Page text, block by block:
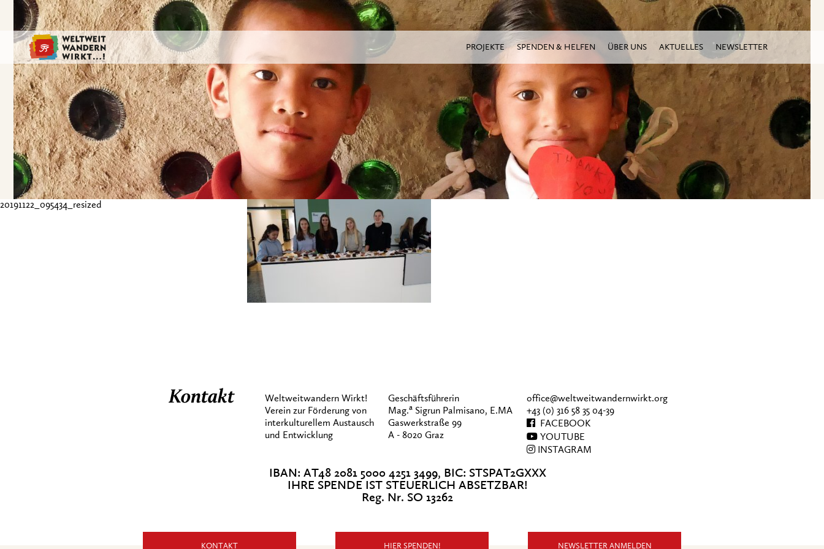
PROJEKTE SPENDEN & HELFEN ÜBER UNS AKTUELLES NEWSLETTER
20191122_095434_resized
Kontakt
Weltweitwandern Wirkt!
Verein zur Förderung von
interkulturellem Austausch
und Entwicklung
Geschäftsführerin
Mag.a Sigrun Palmisano, E.MA
Gaswerkstraße 99
A - 8020 Graz
office@weltweitwandernwirkt.org
+43 (0) 316 58 35 04-39
FACEBOOK
YOUTUBE
INSTAGRAM
IBAN: AT48 2081 5000 4251 3499, BIC: STSPAT2GXXX
IHRE SPENDE IST STEUERLICH ABSETZBAR!
Reg. Nr. SO 13262
KONTAKT HIER SPENDEN! NEWSLETTER ANMELDEN